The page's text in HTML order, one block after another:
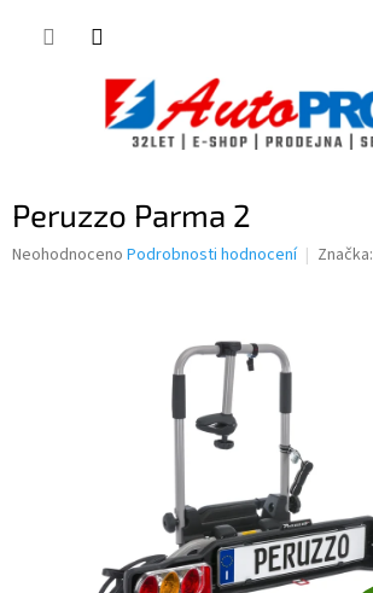
Peruzzo Parma 2
Průměrné
Neohodnoceno Podrobnosti hodnocení Značka: